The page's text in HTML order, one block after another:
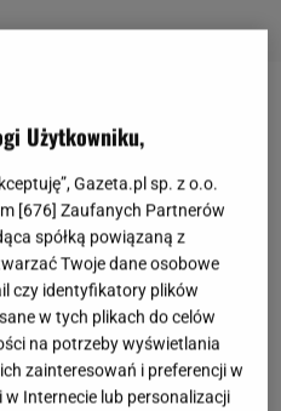
elementy skórzane do
mebli, takich jak
także przy pomocy
mebel ze skóry
Co powiesz
skóry? Sprawdzi
posłuży jako
Użytkowniku,
Gazeta.pl sp. z o.o.
[676] Zaufanych Partnerów
spółką powiązaną z
Twoje dane osobowe
czy identyfikatory plików
w tych plikach do celów
na potrzeby wyświetlania
zainteresowań i preferencji w
Internecie lub personalizacji